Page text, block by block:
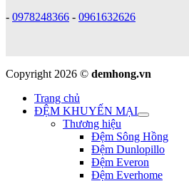
- 0978248366 - 0961632626
Copyright 2026 © demhong.vn
Trang chủ
ĐỆM KHUYẾN MẠI
Thương hiệu
Đệm Sông Hồng
Đệm Dunlopillo
Đệm Everon
Đệm Everhome